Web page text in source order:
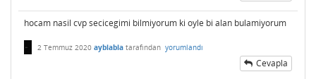
hocam nasil cvp secicegimi bilmiyorum ki oyle bi alan bulamiyorum
2 Temmuz 2020 ayblabla tarafından yorumlandı
Cevapla